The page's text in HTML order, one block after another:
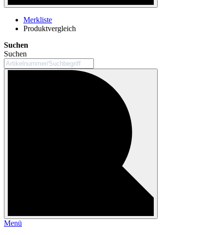
Merkliste
Produktvergleich
Suchen
Suchen
Menü